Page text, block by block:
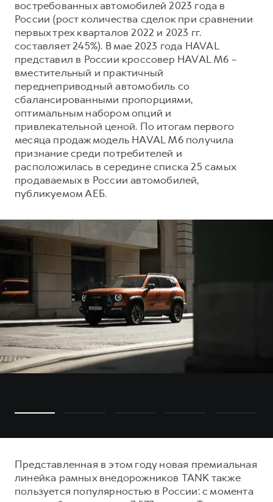
востребованных автомобилей 2023 года в
России (рост количества сделок при сравнении
первых трех кварталов 2022 и 2023 гг.
составляет 245%). В мае 2023 года HAVAL
представил в России кроссовер HAVAL M6 –
вместительный и практичный
переднеприводный автомобиль со
сбалансированными пропорциями,
оптимальным набором опций и
привлекательной ценой. По итогам первого
месяца продаж модель HAVAL M6 получила
признание среди потребителей и
расположилась в середине списка 25 самых
продаваемых в России автомобилей,
публикуемом АЕБ.
Представленная в этом году новая премиальная
линейка рамных внедорожников TANK также
пользуется популярностью в России: с момента